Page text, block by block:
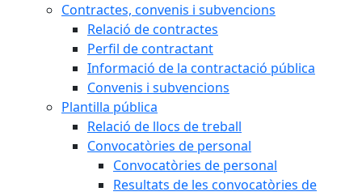
Contractes, convenis i subvencions
Relació de contractes
Perfil de contractant
Informació de la contractació pública
Convenis i subvencions
Plantilla pública
Relació de llocs de treball
Convocatòries de personal
Convocatòries de personal
Resultats de les convocatòries de